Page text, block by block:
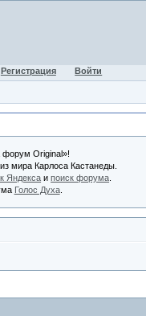
Регистрация Войти
форум Original»!
мира Карлоса Кастанеды.
Яндекса ипоиск форума
Голос Духа.